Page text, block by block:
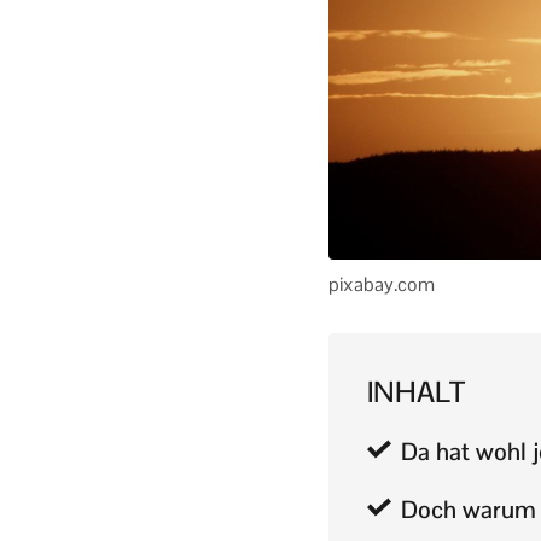
pixabay.com
INHALT
Da hat wohl
Doch